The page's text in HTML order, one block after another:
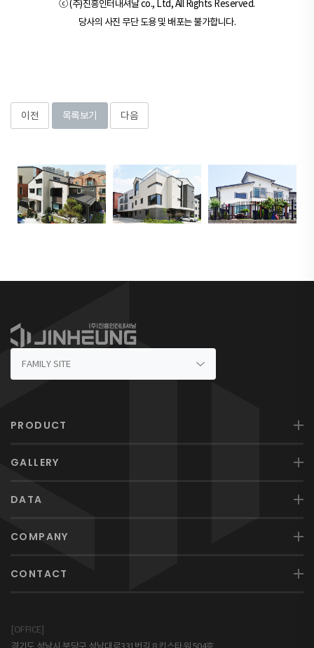
ⓒ (주)진흥인터내셔날 co., Ltd, All Rights Reserved.
당사의 사진 무단 도용 및 배포는 불가합니다.
이전 목록보기 다음
PRODUCT
GALLERY
DATA
COMPANY
CONTACT
[OFFICE]